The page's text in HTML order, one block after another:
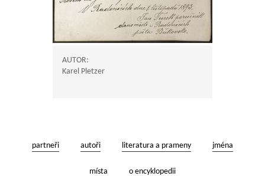
AUTOR:
Karel Pletzer
partneři autoři literatura a prameny jména
místa o encyklopedii